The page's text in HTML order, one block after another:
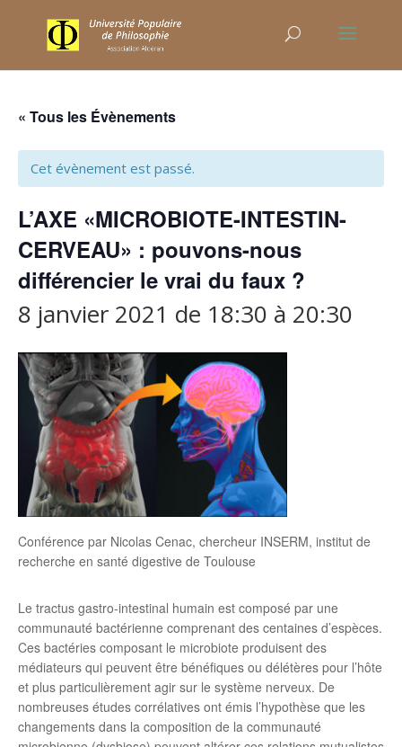
« Tous les Évènements
Cet évènement est passé.
L’AXE «MICROBIOTE-INTESTIN-
CERVEAU» : pouvons-nous
différencier le vrai du faux ?
8 janvier 2021 de 18:30 à 20:30
Conférence par Nicolas Cenac, chercheur INSERM, institut de
recherche en santé digestive de Toulouse
Le tractus gastro-intestinal humain est composé par une
communauté bactérienne comprenant des centaines d’espèces.
Ces bactéries composant le microbiote produisent des
médiateurs qui peuvent être bénéfiques ou délétères pour l’hôte
et plus particulièrement agir sur le système nerveux. De
nombreuses études corrélatives ont émis l’hypothèse que les
changements dans la composition de la communauté